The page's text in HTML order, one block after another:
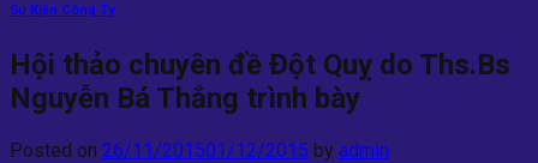
Sự Kiện Công Ty
Hội thảo chuyên đề Đột Quỵ do Ths.Bs
Nguyễn Bá Thắng trình bày
Posted on 26/11/201501/12/2015 by admin